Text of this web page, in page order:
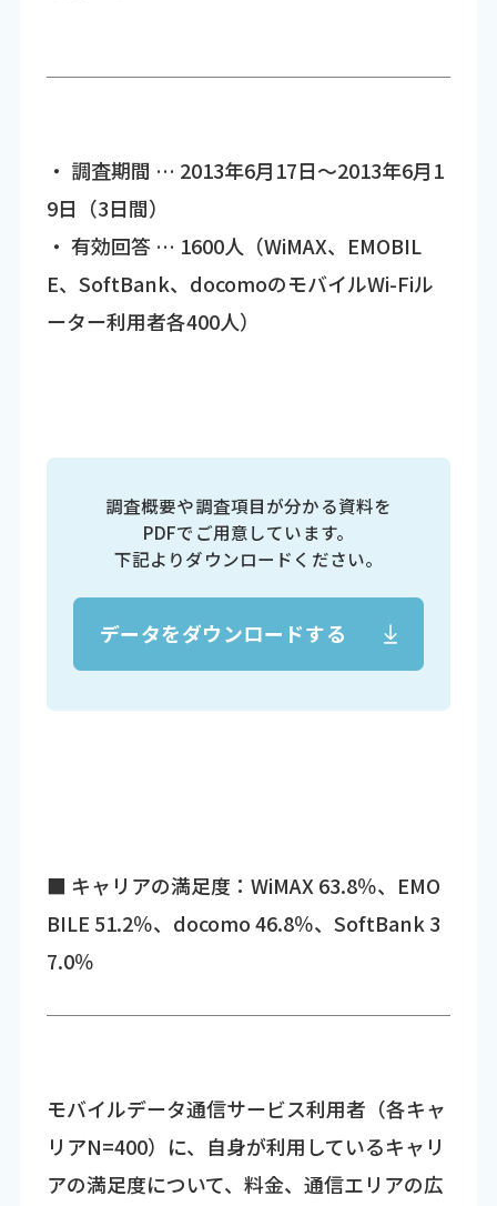
・ 調査期間 … 2013年6月17日～2013年6月1
9日（3日間）
・ 有効回答 … 1600人（WiMAX、EMOBIL
E、SoftBank、docomoのモバイルWi-Fiル
ーター利用者各400人）
調査概要や調査項目が分かる資料を
PDFでご用意しています。
下記よりダウンロードください。
データをダウンロードする
■ キャリアの満足度：WiMAX 63.8％、EMO
BILE 51.2％、docomo 46.8％、SoftBank 3
7.0％
モバイルデータ通信サービス利用者（各キャ
リアN=400）に、自身が利用しているキャリ
アの満足度について、料金、通信エリアの広